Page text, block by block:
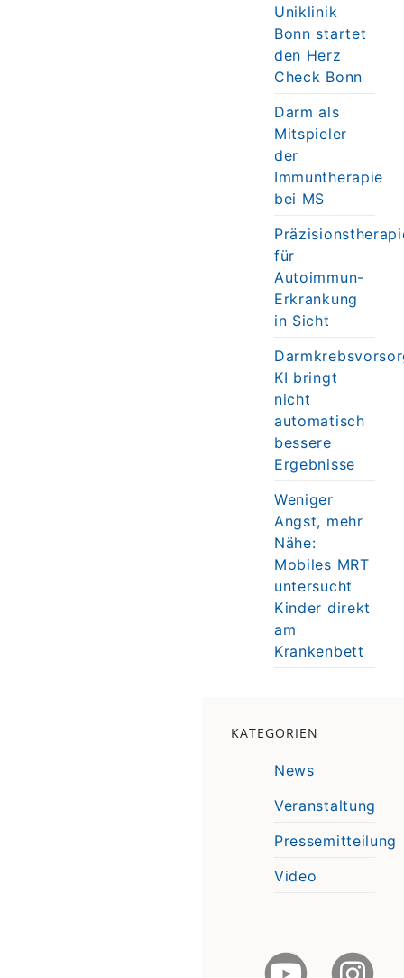
Uniklinik
Bonn startet
den Herz
Check Bonn
Darm als
Mitspieler
der
Immuntherapie
bei MS
für
Autoimmun-
Erkrankung
in Sicht
KI bringt
nicht
automatisch
bessere
Ergebnisse
Weniger
Angst, mehr
Nähe:
Mobiles MRT
untersucht
Kinder direkt
am
Krankenbett
KATEGORIEN
News
Veranstaltung
Pressemitteilung
Video